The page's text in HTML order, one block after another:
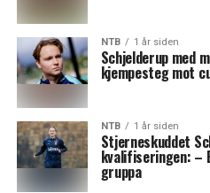
NTB 1 år siden
Schjelderup med
kjempesteg mot
NTB 1 år siden
Stjerneskuddet
kvalifiseringen: –
gruppa